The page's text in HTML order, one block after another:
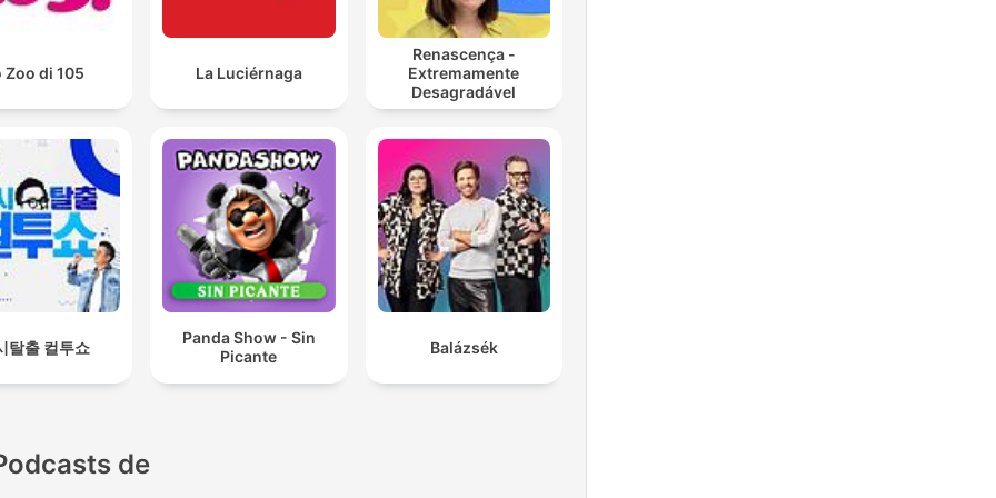
Zoo di 105 La Luciérnaga
Renascença -
Extremamente
Desagradável
탈출 컬투쇼
Panda Show - Sin
Picante
Balázsék
de